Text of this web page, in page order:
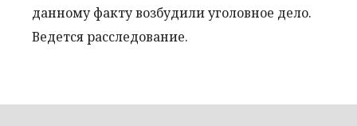
данному факту возбудили уголовное дело.
Ведется расследование.